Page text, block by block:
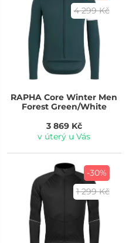
4 299 Kč
RAPHA Core Winter Men
Forest Green/White
3 869 Kč
v úterý u Vás
-30%
1 299 Kč